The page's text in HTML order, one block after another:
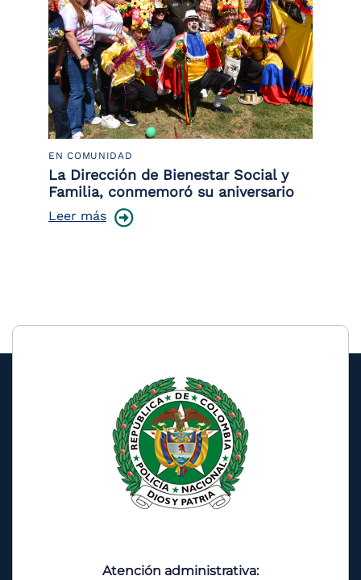
EN COMUNIDAD
La Dirección de Bienestar Social y
Familia, conmemoró su aniversario
Leer más
Atención administrativa: